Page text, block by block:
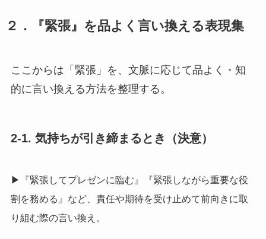
２．『緊張』を品よく言い換える表現集
ここからは「緊張」を、文脈に応じて品よく・知
的に言い換える方法を整理する。
2-1. 気持ちが引き締まるとき（決意）
▶『緊張してプレゼンに臨む』『緊張しながら重要な役
割を務める』など、責任や期待を受け止めて前向きに取
り組む際の言い換え。